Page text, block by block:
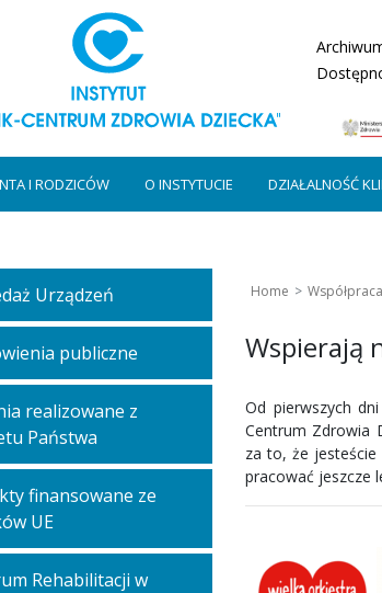
I RODZICÓW O INSTYTUCIE DZIAŁALNOŚĆ
Urządzeń
publiczne
realizowane z
Państwa
finansowane ze
UE
Rehabilitacji w
Home Współpraca
Wspierają
Od pierwszych
Centrum Zdrowia
za to, że jesteście
pracować jeszcze